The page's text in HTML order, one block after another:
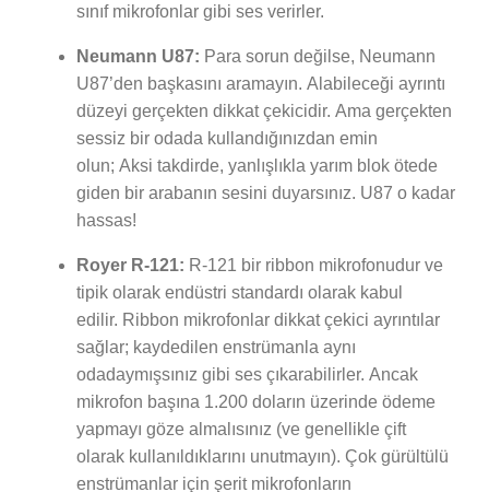
sınıf mikrofonlar gibi ses verirler.
Neumann U87: Para sorun değilse, Neumann
U87’den başkasını aramayın. Alabileceği ayrıntı
düzeyi gerçekten dikkat çekicidir. Ama gerçekten
sessiz bir odada kullandığınızdan emin
olun; Aksi takdirde, yanlışlıkla yarım blok ötede
giden bir arabanın sesini duyarsınız. U87 o kadar
hassas!
Royer R-121: R-121 bir ribbon mikrofonudur ve
tipik olarak endüstri standardı olarak kabul
edilir. Ribbon mikrofonlar dikkat çekici ayrıntılar
sağlar; kaydedilen enstrümanla aynı
odadaymışsınız gibi ses çıkarabilirler. Ancak
mikrofon başına 1.200 doların üzerinde ödeme
yapmayı göze almalısınız (ve genellikle çift
olarak kullanıldıklarını unutmayın). Çok gürültülü
enstrümanlar için şerit mikrofonların